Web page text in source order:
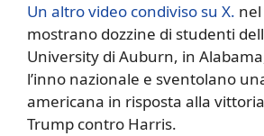
Un altro video condiviso su X.
mostrano dozzine di studenti
University di Auburn, in
l’inno nazionale e sventolano
americana in risposta alla
Trump contro Harris.